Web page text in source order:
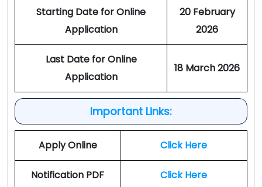
Starting Date for Online
Application
20 February
2026
Last Date for Online
Application
18 March 2026
Important Links:
Apply Online Click Here
Notification PDF Click Here